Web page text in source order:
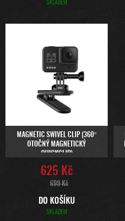
SKLADEM
MAGNETIC SWIVEL CLIP (360°
OTOČNÝ MAGNETICKÝ
QUICKCLIP)
625 Kč
699 Kč
DO KOŠÍKU
SKLADEM